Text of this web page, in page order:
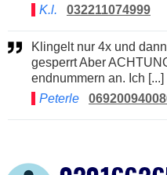
K.l.
032211074999
Klingelt nur 4x und dann wird aufgelegt. Nummer ist jetzt
gesperrt Aber
endnummern an. Ich [...]
Peterle